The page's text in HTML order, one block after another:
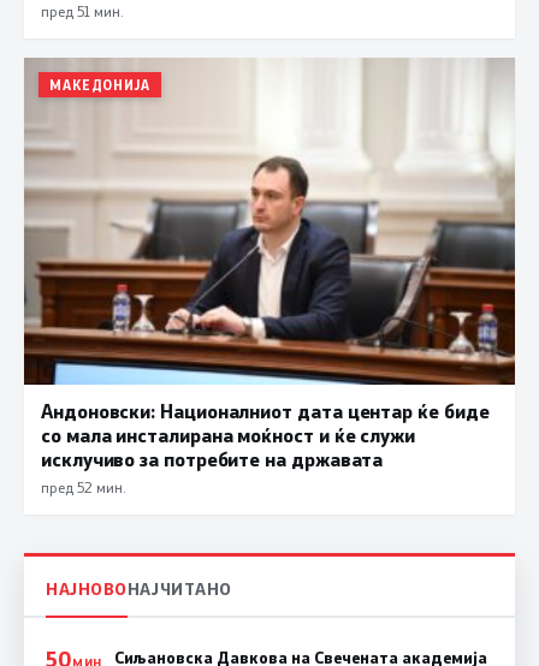
пред 51 мин.
МАКЕДОНИЈА
Андоновски: Националниот дата центар ќе биде
со мала инсталирана моќност и ќе служи
исклучиво за потребите на државата
пред 52 мин.
НАЈНОВОНАЈЧИТАНО
50МИН
Сиљановска Давкова на Свечената академија